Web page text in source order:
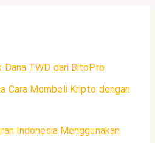
Dana TWD dari BitoPro
Cara Membeli Kripto dengan
Indonesia Menggunakan